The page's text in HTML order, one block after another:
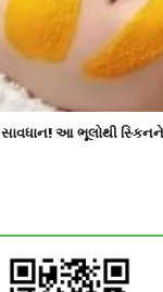
સાવધાન! આ ભૂલોથી